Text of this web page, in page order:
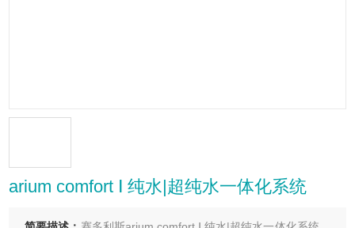
arium comfort Ⅰ 纯水|超纯水一体化系统